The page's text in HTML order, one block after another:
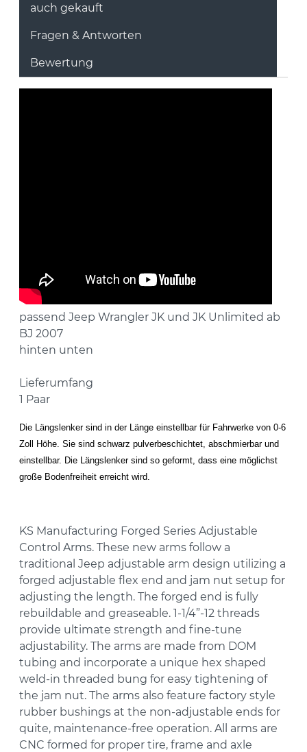
auch gekauft
Fragen & Antworten
Bewertung
passend Jeep Wrangler JK und JK Unlimited ab
BJ 2007
hinten unten
Lieferumfang
1 Paar
Die Längslenker sind in der Länge einstellbar für Fahrwerke von 0-6
Zoll Höhe. Sie sind schwarz pulverbeschichtet, abschmierbar und
einstellbar. Die Längslenker sind so geformt, dass eine möglichst
große Bodenfreiheit erreicht wird.
KS Manufacturing Forged Series Adjustable
Control Arms. These new arms follow a
traditional Jeep adjustable arm design utilizing a
forged adjustable flex end and jam nut setup for
adjusting the length. The forged end is fully
rebuildable and greaseable. 1-1/4”-12 threads
provide ultimate strength and fine-tune
adjustability. The arms are made from DOM
tubing and incorporate a unique hex shaped
weld-in threaded bung for easy tightening of
the jam nut. The arms also feature factory style
rubber bushings at the non-adjustable ends for
quite, maintenance-free operation. All arms are
CNC formed for proper tire, frame and axle